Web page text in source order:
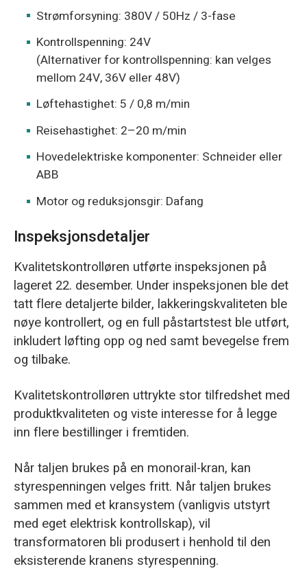
Strømforsyning: 380V / 50Hz / 3-fase
Kontrollspenning: 24V
(Alternativer for kontrollspenning: kan velges
mellom 24V, 36V eller 48V)
Løftehastighet: 5 / 0,8 m/min
Reisehastighet: 2–20 m/min
Hovedelektriske komponenter: Schneider eller
ABB
Motor og reduksjonsgir: Dafang
Inspeksjonsdetaljer
Kvalitetskontrolløren utførte inspeksjonen på
lageret 22. desember. Under inspeksjonen ble det
tatt flere detaljerte bilder, lakkeringskvaliteten ble
nøye kontrollert, og en full påstartstest ble utført,
inkludert løfting opp og ned samt bevegelse frem
og tilbake.
Kvalitetskontrolløren uttrykte stor tilfredshet med
produktkvaliteten og viste interesse for å legge
inn flere bestillinger i fremtiden.
Når taljen brukes på en monorail-kran, kan
styrespenningen velges fritt. Når taljen brukes
sammen med et kransystem (vanligvis utstyrt
med eget elektrisk kontrollskap), vil
transformatoren bli produsert i henhold til den
eksisterende kranens styrespenning.